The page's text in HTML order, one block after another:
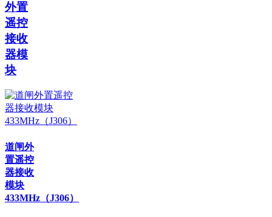
外置
遥控
接收
器模
块
道闸外
置遥控
器接收
模块
433MHz（J306）